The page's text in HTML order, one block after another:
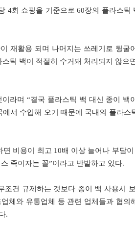
4회 쇼핑을 기준으로 60장의 플라스틱
재활용 되며 나머지는 쓰레기로 뒹굴
틱 백이 적절히 수거돼 처리되지 않으
라며 “결국 플라스틱 백 대신 종이 백
서 수입해 오기 때문에 국내의 플라스
비용이 최고 10배 이상 늘어나 부담이
죽이자는 꼴”이라고 반발하고 있다.
건 규제하는 것보다 종이 백 사용시
체와 유통업체 등 관련 업체들과 협의
.